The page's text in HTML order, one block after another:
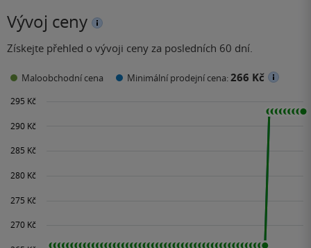
Vývoj ceny
Získejte přehled o vývoji ceny za posledních 60 dní.
Maloobchodní cena Minimální prodejní cena:266 Kč